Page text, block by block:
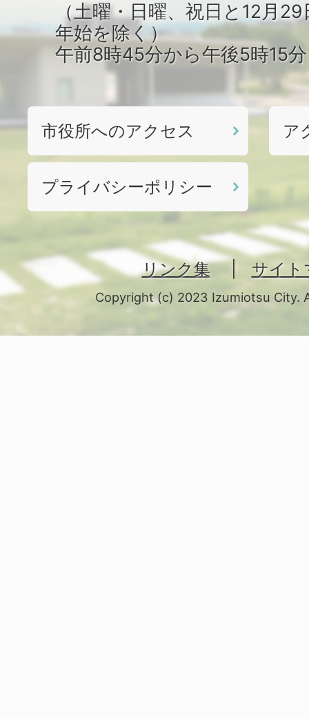
（土曜・日曜、祝日と12月
年始を除く）
午前8時45分から午後5時15
市役所へのアクセス ア
プライバシーポリシー
リンク集 サイト
Copyright (c) 2023 Izumiotsu City.